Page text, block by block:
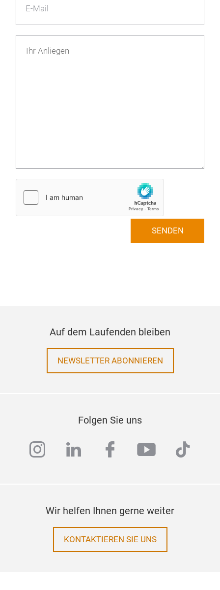
E-Mail
SENDEN
Auf dem Laufenden bleiben
NEWSLETTER ABONNIEREN
Folgen Sie uns
instagram
linkedinfacebook
youtube
tiktok
Wir helfen Ihnen gerne weiter
KONTAKTIEREN SIE UNS